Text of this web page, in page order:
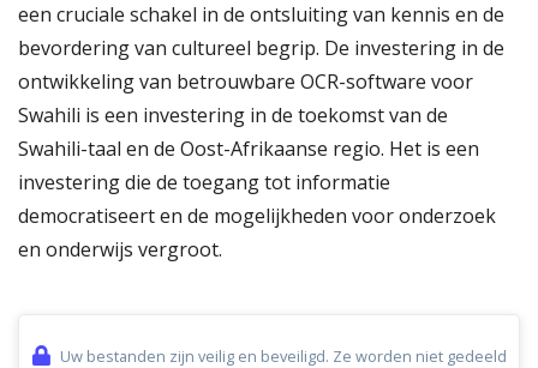
een cruciale schakel in de ontsluiting van kennis en de
bevordering van cultureel begrip. De investering in de
ontwikkeling van betrouwbare OCR-software voor
Swahili is een investering in de toekomst van de
Swahili-taal en de Oost-Afrikaanse regio. Het is een
investering die de toegang tot informatie
democratiseert en de mogelijkheden voor onderzoek
en onderwijs vergroot.
Uw bestanden zijn veilig en beveiligd. Ze worden niet gedeeld